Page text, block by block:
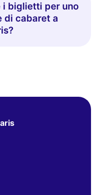
i biglietti per uno
di cabaret a